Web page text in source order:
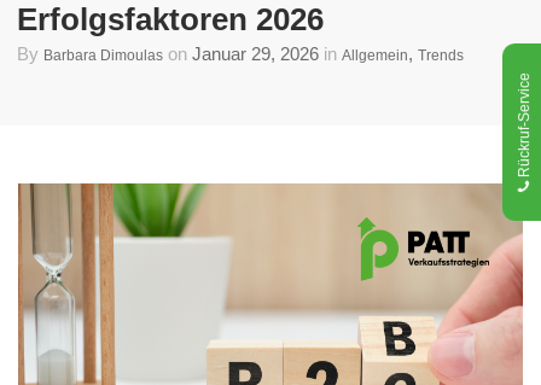
Erfolgsfaktoren 2026
By Barbara Dimoulas on Januar 29, 2026 in Allgemein,Trends
Rückruf-Service